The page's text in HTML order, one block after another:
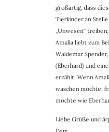
großartig, dass
Tierkinder an
„Unwesen“
Amalia liebt zum
Waldemar
(Eberhard) und
erzählt. Wenn
waschen möchte,
möchte wie
Liebe Grüße und
Dani